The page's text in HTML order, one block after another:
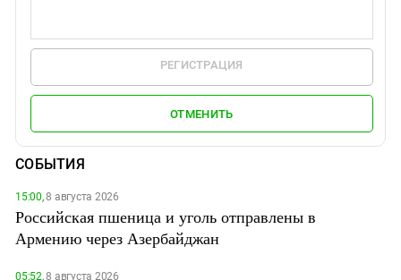
РЕГИСТРАЦИЯ
ОТМЕНИТЬ
СОБЫТИЯ
15:00,8 августа 2026
Российская пшеница и уголь отправлены в
Армению через Азербайджан
05:52,8 августа 2026